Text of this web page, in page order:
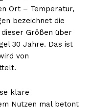
Ort – Temperatur,
bezeichnet die
Größen über
30 Jahre. Das ist
von
klare
Nutzen mal betont